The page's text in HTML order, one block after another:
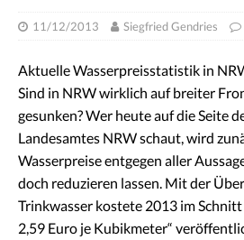
11/12/2013 Siegfried Gendries
Aktuelle Wasserpreisstatistik in
Sind in NRW wirklich auf breiter
gesunken? Wer heute auf die Seite
Landesamtes NRW schaut, wird
Wasserpreise entgegen aller
doch reduzieren lassen. Mit der
Trinkwasser kostete 2013 im
2,59 Euro je Kubikmeter“